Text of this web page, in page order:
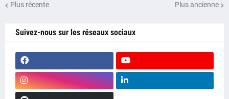
Plus récente Plus ancienne
Suivez-nous sur les réseaux sociaux